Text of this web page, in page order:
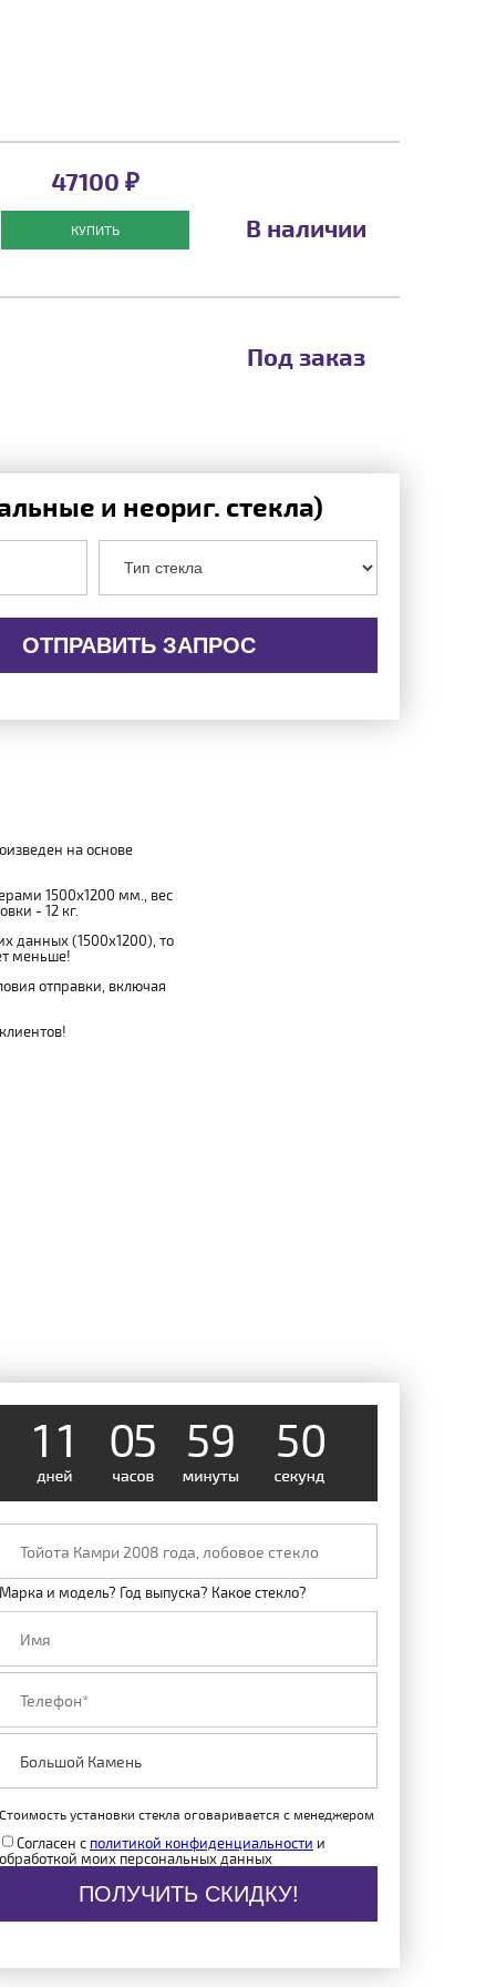
47100 ₽
КУПИТЬ В наличии
Под заказ
и неориг. стекла)
ОТПРАВИТЬ ЗАПРОС
на основе
1500x1200 мм., вес
- 12 кг.
данных (1500x1200), то
меньше!
отправки, включая
1 1 05 59
50
Марка и модель? Год выпуска? Какое стекло?
Стоимость установки стекла оговаривается с менеджером
Согласен с политикой конфиденциальности и
обработкой моих персональных данных
ПОЛУЧИТЬ СКИДКУ!